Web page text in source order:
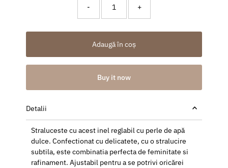
- +
Adaugă în coș
Buy it now
Detalii
Straluceste cu acest inel reglabil cu perle de apă
dulce. Confectionat cu delicatete, cu o stralucire
subtila, este combinatia perfecta de feminitate si
rafinament. Ajustabil pentru a se potrivi oricărei